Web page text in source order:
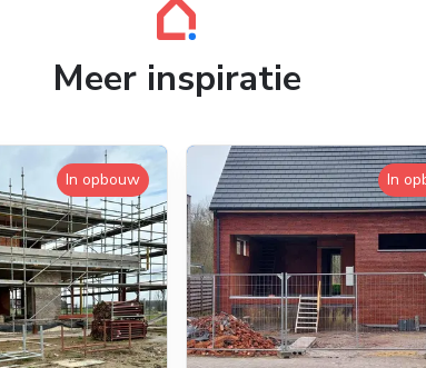
Meer inspiratie
In opbouw In